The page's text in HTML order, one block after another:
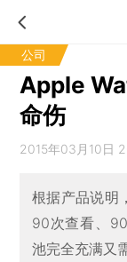
公司
Apple
命伤
2015年03月10日
根据产品说明
90次查看、
池完全充满又